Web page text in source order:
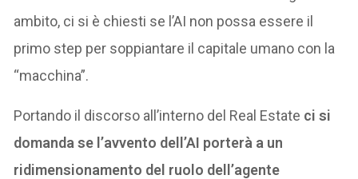
ambito, ci si è chiesti se l’AI non possa essere il
primo step per soppiantare il capitale umano con la
“macchina”.
Portando il discorso all’interno del Real Estate ci si
domanda se l’avvento dell’AI porterà a un
ridimensionamento del ruolo dell’agente